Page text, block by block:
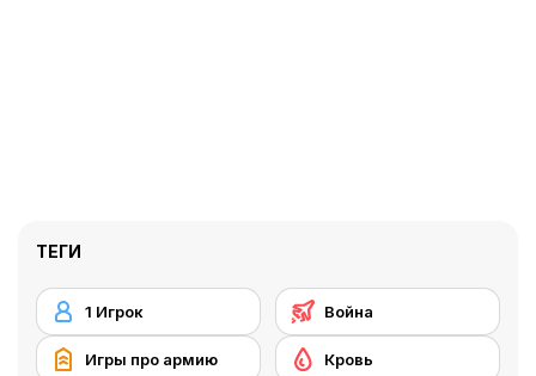
ТЕГИ
1 Игрок Война
Игры про армию Кровь